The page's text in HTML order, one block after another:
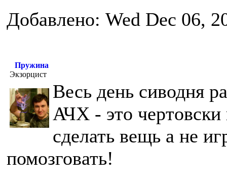
Добавлено: Wed Dec 06,
Пружина
Экзорцист
Весь день сиводня
АЧХ - это
сделать вещь а не
помозговать!